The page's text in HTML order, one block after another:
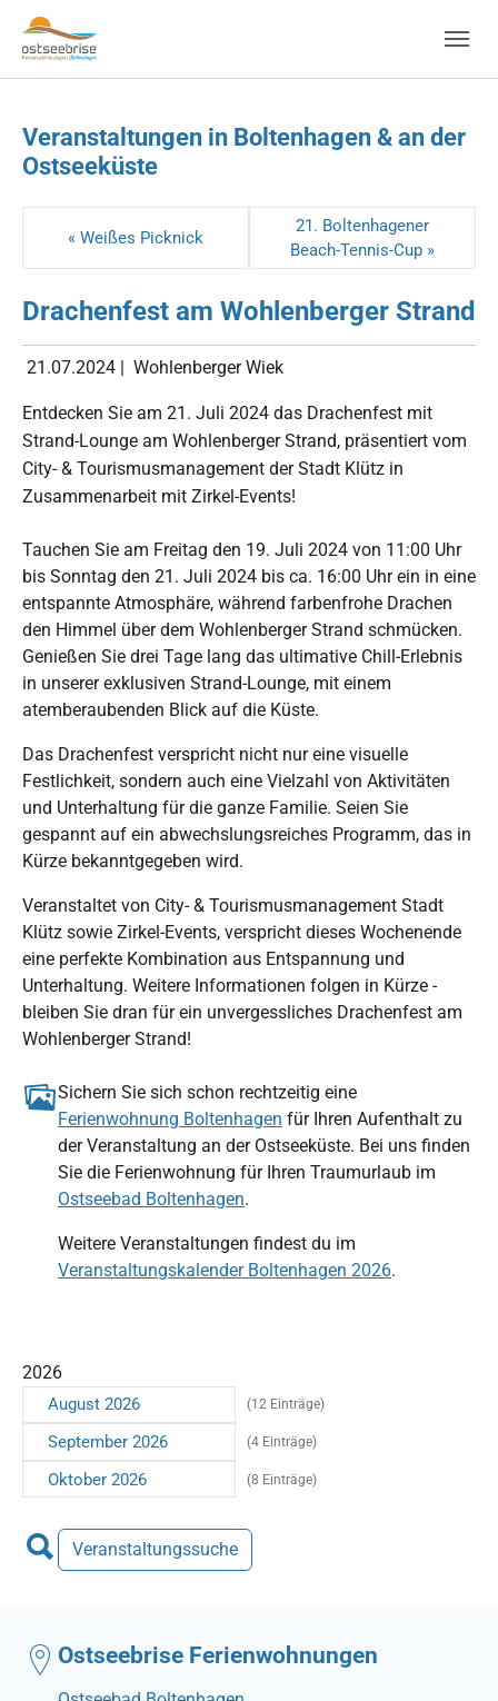
Skip to main navigation
Zum Hauptinhalt springen
Skip to page footer
Veranstaltungen in Boltenhagen & an der
Ostseeküste
« Weißes Picknick
21. Boltenhagener
Beach-Tennis-Cup »
Drachenfest am Wohlenberger Strand
21.07.2024 | Wohlenberger Wiek
Entdecken Sie am 21. Juli 2024 das Drachenfest mit
Strand-Lounge am Wohlenberger Strand, präsentiert vom
City- & Tourismusmanagement der Stadt Klütz in
Zusammenarbeit mit Zirkel-Events!
Tauchen Sie am Freitag den 19. Juli 2024 von 11:00 Uhr
bis Sonntag den 21. Juli 2024 bis ca. 16:00 Uhr ein in eine
entspannte Atmosphäre, während farbenfrohe Drachen
den Himmel über dem Wohlenberger Strand schmücken.
Genießen Sie drei Tage lang das ultimative Chill-Erlebnis
in unserer exklusiven Strand-Lounge, mit einem
atemberaubenden Blick auf die Küste.
Das Drachenfest verspricht nicht nur eine visuelle
Festlichkeit, sondern auch eine Vielzahl von Aktivitäten
und Unterhaltung für die ganze Familie. Seien Sie
gespannt auf ein abwechslungsreiches Programm, das in
Kürze bekanntgegeben wird.
Veranstaltet von City- & Tourismusmanagement Stadt
Klütz sowie Zirkel-Events, verspricht dieses Wochenende
eine perfekte Kombination aus Entspannung und
Unterhaltung. Weitere Informationen folgen in Kürze -
bleiben Sie dran für ein unvergessliches Drachenfest am
Wohlenberger Strand!
Sichern Sie sich schon rechtzeitig eine
Ferienwohnung Boltenhagen für Ihren Aufenthalt zu
der Veranstaltung an der Ostseeküste. Bei uns finden
Sie die Ferienwohnung für Ihren Traumurlaub im
Ostseebad Boltenhagen.
Weitere Veranstaltungen findest du im
Veranstaltungskalender Boltenhagen 2026.
2026
August 2026 (12 Einträge)
September 2026 (4 Einträge)
Oktober 2026 (8 Einträge)
Veranstaltungssuche
Ostseebrise Ferienwohnungen